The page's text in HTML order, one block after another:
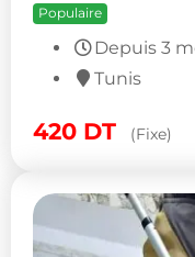
Populaire
Depuis 3
Tunis
420 DT (Fixe)